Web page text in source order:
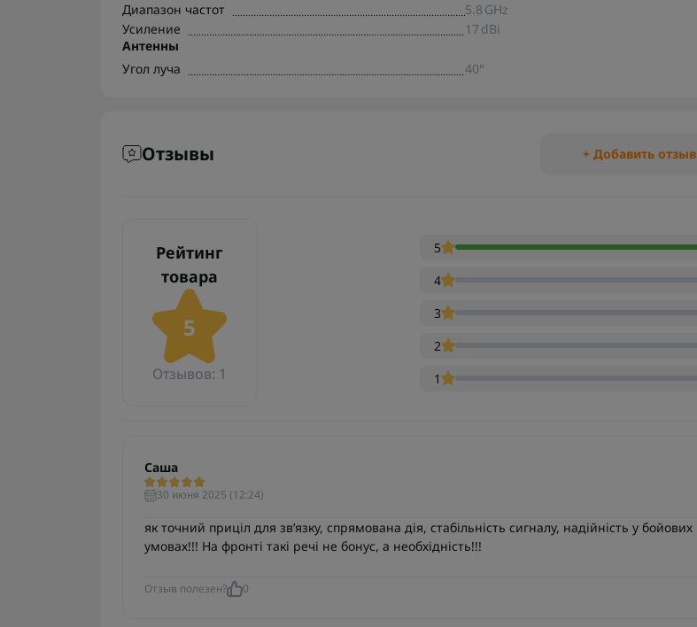
Диапазон частот
5.8 GHz
Усиление
17 dBi
Антенны
Угол луча
40°
Отзывы + Добавить отзыв
Рейтинг
товара
5
Отзывов: 1
5
4
3
2
1
Саша
30 июня 2025 (12:24)
як точний приціл для зв’язку, спрямована дія, стабільність сигналу, надійність у бойових
умовах!!! На фронті такі речі не бонус, а необхідність!!!
Отзыв полезен? 0